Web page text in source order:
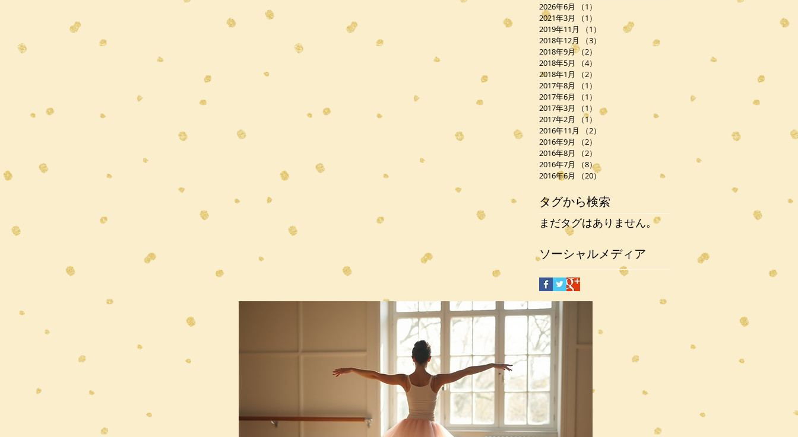
2026年6月 （1）
2021年3月
（1）
2019年11月
（1）
1件の記事
2018年12月
（3）
2018年9月（2）
2018年5月
（4）
2018年1月
（2）
2017年8月
（1）
2017年6月
（1）
2017年3月
（1）
1件の記事
2017年2月
（1）
2016年11月
（2）
2016年9月
（2）
2016年8月
（2）
2016年7月
（8）8件の記事
2016年6月
（20）
タグから検索
まだタグはありません。
ソーシャルメディア